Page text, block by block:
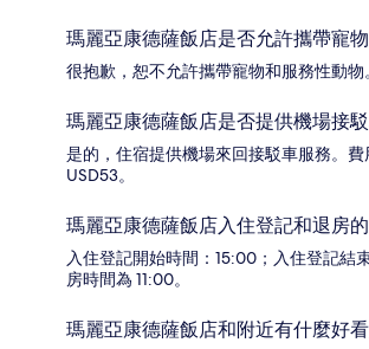
瑪麗亞康德薩飯店是否允許攜帶寵物
很抱歉，恕不允許攜帶寵物和服務性動物。
瑪麗亞康德薩飯店是否提供機場接
是的，住宿提供機場來回接駁車服務。
USD53。
瑪麗亞康德薩飯店入住登記和退房
入住登記開始時間：15:00；入住登記結
房時間為 11:00。
瑪麗亞康德薩飯店和附近有什麼好